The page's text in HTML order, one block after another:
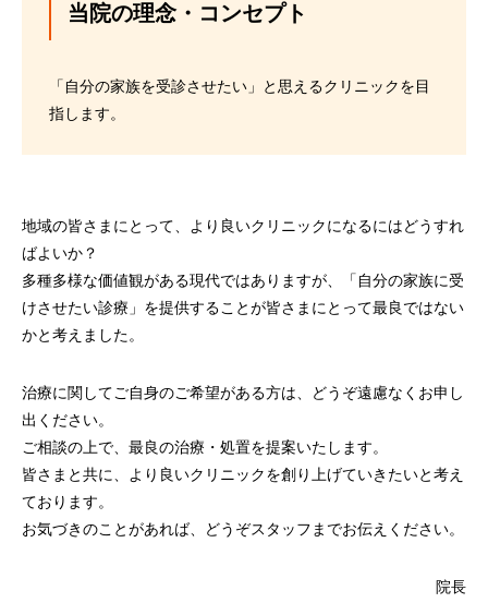
当院の理念・コンセプト
「自分の家族を受診させたい」と思えるクリニックを目
指します。
地域の皆さまにとって、より良いクリニックになるにはどうすれ
ばよいか？
多種多様な価値観がある現代ではありますが、「自分の家族に受
けさせたい診療」を提供することが皆さまにとって最良ではない
かと考えました。
治療に関してご自身のご希望がある方は、どうぞ遠慮なくお申し
出ください。
ご相談の上で、最良の治療・処置を提案いたします。
皆さまと共に、より良いクリニックを創り上げていきたいと考え
ております。
お気づきのことがあれば、どうぞスタッフまでお伝えください。
院長